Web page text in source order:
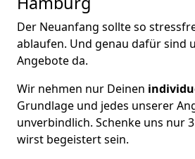
Der Neuanfang sollte so
ablaufen. Und genau dafür sind
Angebote da.
Wir nehmen nur Deinen
Grundlage und jedes unserer
unverbindlich. Schenke uns nur 3
wirst begeistert sein.